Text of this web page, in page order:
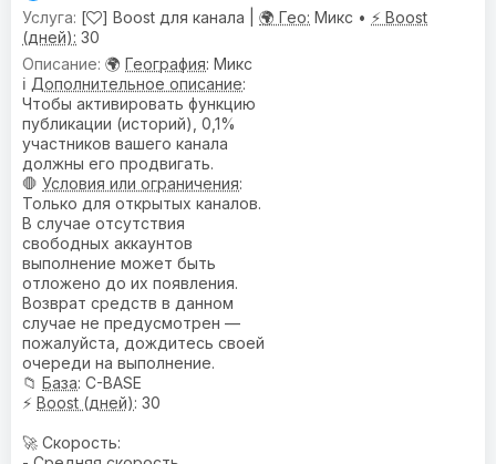
[
] Boost для канала | 🌍 Гео: Микс • ⚡ Boost
(дней): 30
🌍 География: Микс
ℹ️ Дополнительное описание:
Чтобы активировать функцию
публикации (историй), 0,1%
участников вашего канала
должны его продвигать.
🛑 Условия или ограничения:
Только для открытых каналов.
В случае отсутствия
свободных аккаунтов
выполнение может быть
отложено до их появления.
Возврат средств в данном
случае не предусмотрен —
пожалуйста, дождитесь своей
очереди на выполнение.
📁 База: C-BASE
⚡ Boost (дней): 30
🚀 Скорость: